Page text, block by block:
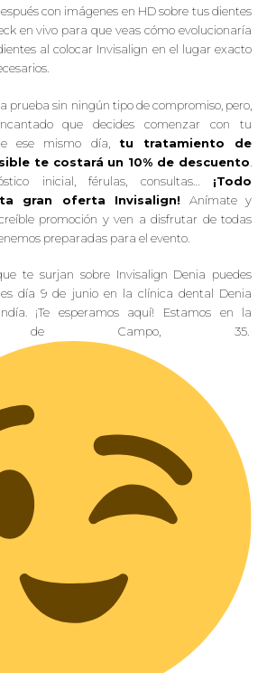
con imágenes en HD sobre tus dientes
en vivo para que veas cómo evolucionaría
al colocar Invisalign en el lugar exacto
prueba sin ningún tipo de compromiso, pero,
que decides comenzar con tu
ese mismo día, tu tratamiento de
te costará un 10% de descuento
inicial, férulas, consultas… ¡Todo
gran oferta Invisalign! Anímate y
promoción y ven a disfrutar de todas
preparadas para el evento.
te surjan sobre Invisalign Denia puedes
día 9 de junio en la clínica dental Denia
¡Te esperamos aquí! Estamos en la
de Campo, 35.